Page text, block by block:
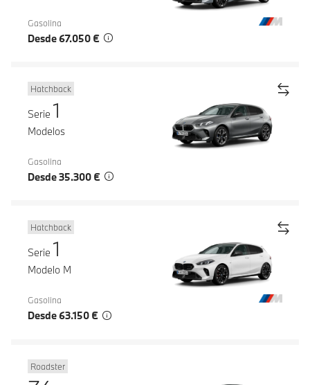
Gasolina
Desde 67.050 €
Hatchback
Serie 1
Modelos
Gasolina
Desde 35.300 €
Hatchback
Serie 1
Modelo M
Gasolina
Desde 63.150 €
Roadster